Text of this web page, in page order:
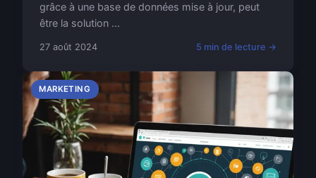
grâce à une base de données mise à jour, peut
être la solution ...
27 août 2024 5 min de lecture →
MARKETING